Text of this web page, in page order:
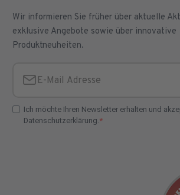
Wir informieren Sie früher über aktuelle
exklusive Angebote sowie über innovative
Produktneuheiten.
Ich möchte Ihren Newsletter erhalten und
Datenschutzerklärung.